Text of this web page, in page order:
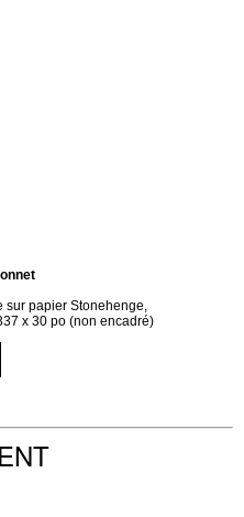
sur papier Stonehenge,
x 30 po (non encadré)